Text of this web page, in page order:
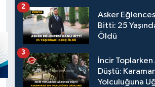
Asker
Bitti: 25
Öldü
2
İncir
Düştü:
Yolculuğuna
3